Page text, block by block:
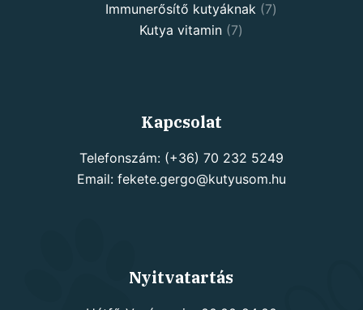
Immunerősítő kutyáknak 77
Kutya vitamin 77
Kapcsolat
Telefonszám: (+36) 70 232 5249
Email: fekete.gergo@kutyusom.hu
Nyitvatartás